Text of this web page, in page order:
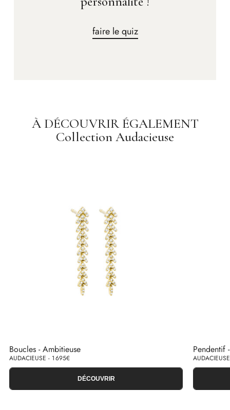
faire le quiz
À DÉCOUVRIR ÉGALEMENT
Collection Audacieuse
Boucles - Ambitieuse
AUDACIEUSE - 1 695€
DÉCOUVRIR
Pendentif